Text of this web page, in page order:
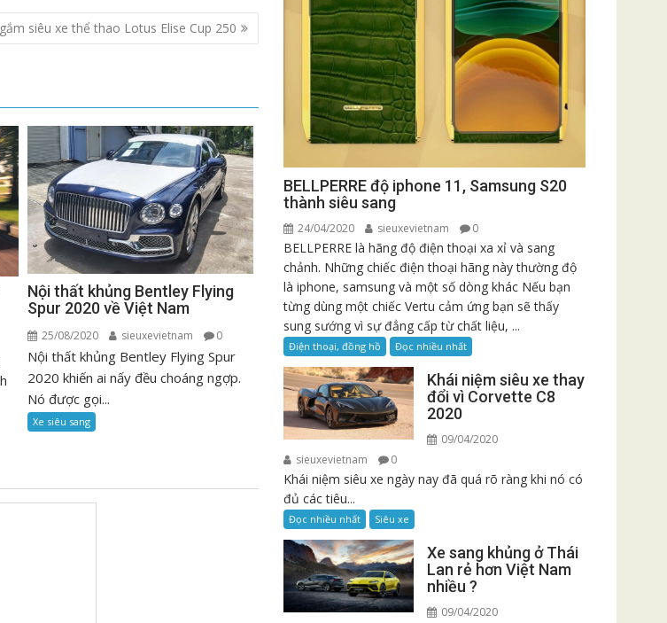
siêu xe thể thao Lotus Elise Cup 250
Nội thất khủng Bentley Flying
Spur 2020 về Việt Nam
25/08/2020 sieuxevietnam 0
Nội thất khủng Bentley Flying Spur
2020 khiến ai nấy đều choáng ngợp.
Nó được gọi...
Xe siêu sang
BELLPERRE độ iphone 11, Samsung S20
thành siêu sang
24/04/2020 sieuxevietnam 0
BELLPERRE là hãng độ điện thoại xa xỉ và sang
chảnh. Những chiếc điện thoại hãng này thường độ
là iphone, samsung và một số dòng khác Nếu bạn
từng dùng một chiếc Vertu cảm ứng bạn sẽ thấy
sung sướng vì sự đẳng cấp từ chất liệu, ...
Điện thoại, đồng hồ Đọc nhiều nhất
Khái niệm siêu xe thay
đổi vì Corvette C8
2020
09/04/2020
sieuxevietnam
0
Khái niệm siêu xe ngày nay đã quá rõ ràng khi nó có
đủ các tiêu...
Đọc nhiều nhất Siêu xe
Xe sang khủng ở Thái
Lan rẻ hơn Việt Nam
nhiều ?
09/04/2020